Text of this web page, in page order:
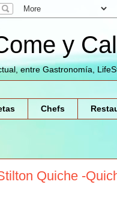
y
entre Gastronomía,
Chefs
Quiche -